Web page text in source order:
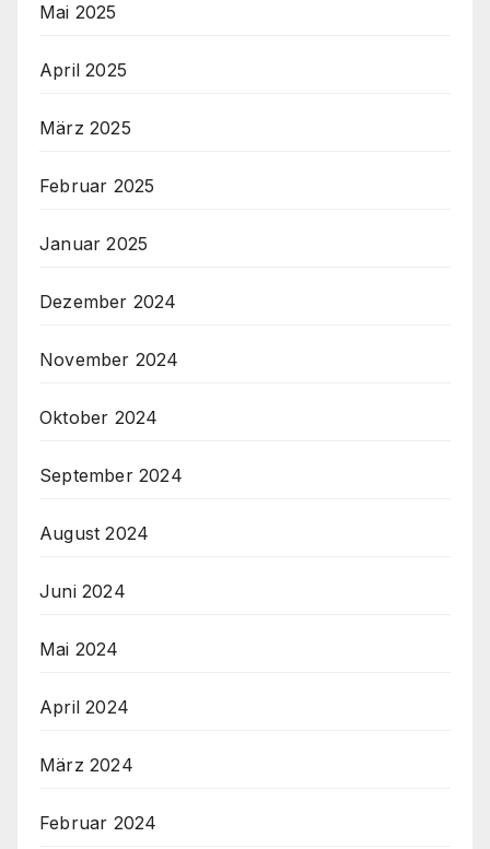
Mai 2025
April 2025
März 2025
Februar 2025
Januar 2025
Dezember 2024
November 2024
Oktober 2024
September 2024
August 2024
Juni 2024
Mai 2024
April 2024
März 2024
Februar 2024